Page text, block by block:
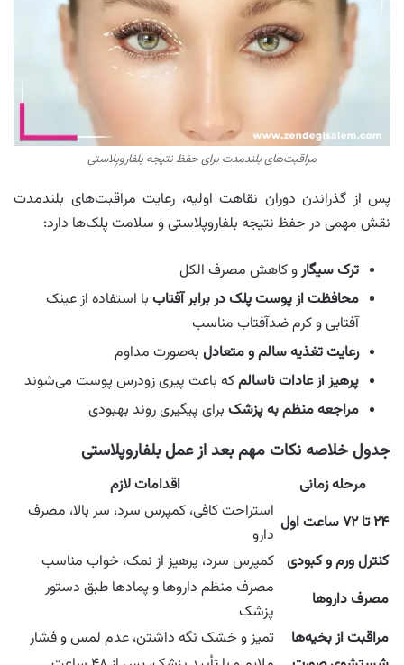
مراقبت‌های بلندمدت برای حفظ نتیجه بلفاروپلاستی
پس از گذراندن دوران نقاهت اولیه، رعایت مراقبت‌های بلندمدت
نقش مهمی در حفظ نتیجه بلفاروپلاستی و سلامت پلک‌ها دارد:
ترک سیگارو کاهش مصرف الکل
محافظت از پوست پلک در برابر آفتاب با استفاده از عینک
آفتابی و کرم ضدآفتاب مناسب
رعایت تغذیه سالم و متعادل به‌صورت مداوم
پرهیز از عادات ناسالمکه باعث پیری زودرس پوست می‌شوند
مراجعه منظم به پزشک برای پیگیری روند بهبودی
جدول خلاصه نکات مهم بعد از عمل بلفاروپلاستی
مرحله زمانی
اقدامات لازم
۲۴ تا ۷۲ ساعت اول
استراحت کافی، کمپرس سرد، سر بالا، مصرف
دارو
کنترل ورم و کبودی کمپرس سرد، پرهیز از نمک، خواب مناسب
مصرف داروها
مصرف منظم داروها و پمادها طبق دستور
پزشک
مراقبت از بخیه‌ها
تمیز و خشک نگه داشتن، عدم لمس و فشار